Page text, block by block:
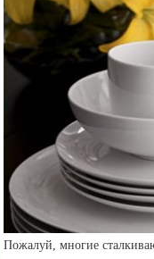
Пожалуй, многие